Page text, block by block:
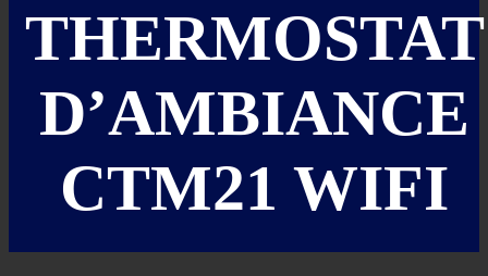
THERMOSTAT
D’AMBIANCE
CTM21 WIFI